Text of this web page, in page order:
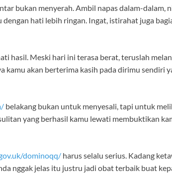
bukan menyerah. Ambil napas dalam-dalam,
hati lebih ringan. Ingat, istirahat juga
hasil. Meski hari ini terasa berat, teruslah
kamu akan berterima kasih pada dirimu sendiri
belakang bukan untuk menyesali, tapi untuk
yang berhasil kamu lewati membuktikan
dominoqq/ harus selalu serius. Kadang
nggak jelas itu justru jadi obat terbaik buat